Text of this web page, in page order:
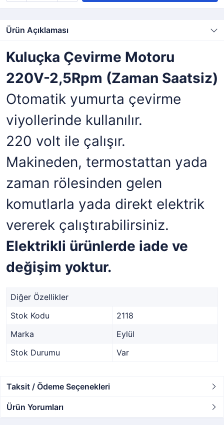
Ürün Açıklaması
Kuluçka Çevirme Motoru
220V-2,5Rpm (Zaman Saatsiz)
Otomatik yumurta çevirme
viyollerinde kullanılır.
220 volt ile çalışır.
Makineden, termostattan yada
zaman rölesinden gelen
komutlarla yada direkt elektrik
vererek çalıştırabilirsiniz.
Elektrikli ürünlerde iade ve
değişim yoktur.
Diğer Özellikler
Stok Kodu
2118
Marka
Eylül
Stok Durumu
Var
Taksit / Ödeme Seçenekleri
Ürün Yorumları